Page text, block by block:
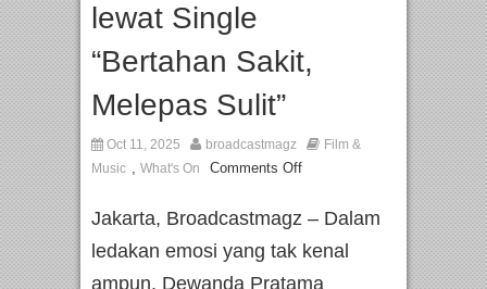
lewat Single
“Bertahan Sakit,
Melepas Sulit”
Oct 11, 2025 broadcastmagz
Film &
Music , What's On Comments Off
Jakarta, Broadcastmagz – Dalam
ledakan emosi yang tak kenal
ampun, Dewanda Pratama